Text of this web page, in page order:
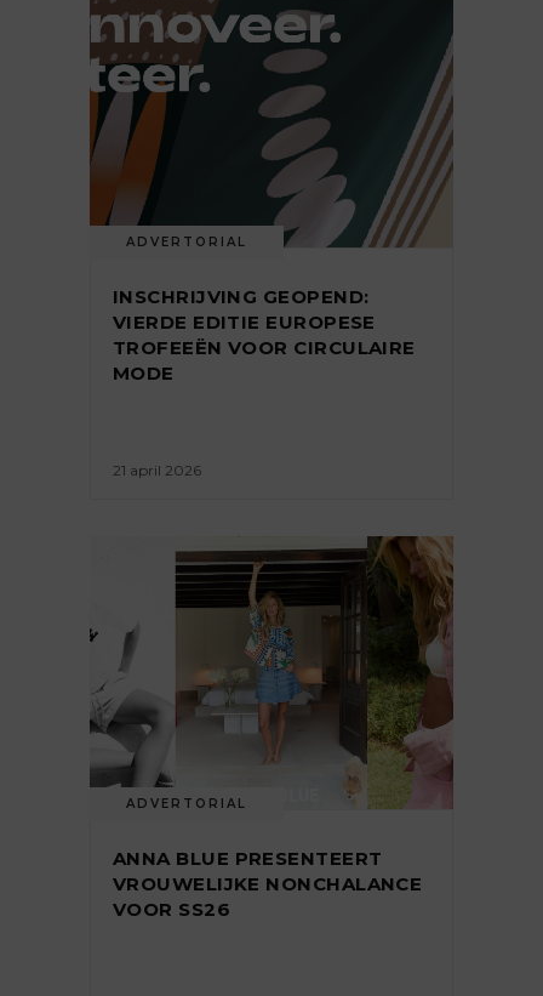
ADVERTORIAL
INSCHRIJVING GEOPEND:
VIERDE EDITIE EUROPESE
TROFEEËN VOOR CIRCULAIRE
MODE
21 april 2026
ADVERTORIAL
ANNA BLUE PRESENTEERT
VROUWELIJKE NONCHALANCE
VOOR SS26